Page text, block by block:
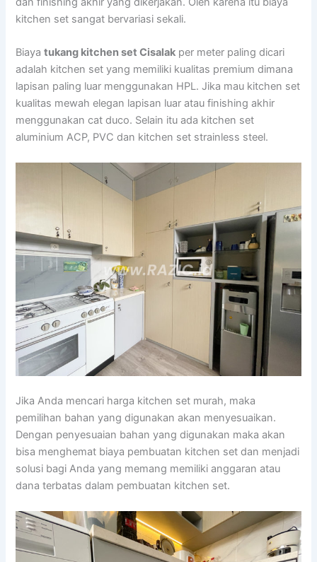
kitchen set sangat bervariasi sekali.
Biayatukang kitchen set Cisalak per meter paling dicari
adalah kitchen set yang memiliki kualitas premium dimana
lapisan paling luar menggunakan HPL. Jika mau kitchen set
kualitas mewah elegan lapisan luar atau finishing akhir
menggunakan cat duco. Selain itu ada kitchen set
aluminium ACP, PVC dan kitchen set strainless steel.
Jika Anda mencari harga kitchen set murah, maka
pemilihan bahan yang digunakan akan menyesuaikan.
Dengan penyesuaian bahan yang digunakan maka akan
bisa menghemat biaya pembuatan kitchen set dan menjadi
solusi bagi Anda yang memang memiliki anggaran atau
dana terbatas dalam pembuatan kitchen set.